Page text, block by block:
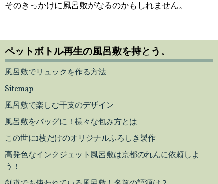
そのきっかけに風呂敷がなるのかもしれません。
ペットボトル再生の風呂敷を持とう。
風呂敷でリュックを作る方法
Sitemap
風呂敷で楽しむ干支のデザイン
風呂敷をバッグに！様々な包み方とは
この世に1枚だけのオリジナルふろしき製作
高発色なインクジェット風呂敷は京都のれんに依頼しよ
う！